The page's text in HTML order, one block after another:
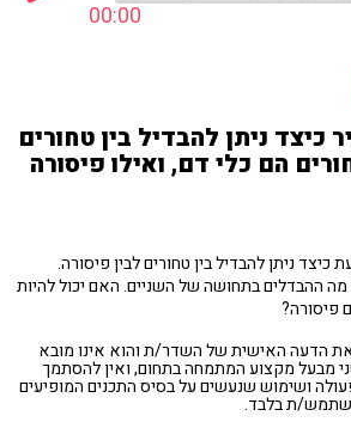
00:00
כיצד ניתן להבדיל בין טחורים
הם כלי דם, ואילו פיסורה
ביקש לדעת כיצד ניתן להבדיל בין טחורים לבין פיסורה.
ההבדלים בתחושה של השניים. האם יכול להיות
פיסורה?
הדעה האישית של השדר/ת והוא אינו מובא
מבעל מקצוע המתמחה בתחום, ואין להסתמך
ושימוש שנעשים על בסיס התכנים המופיעים
ת בלבד.